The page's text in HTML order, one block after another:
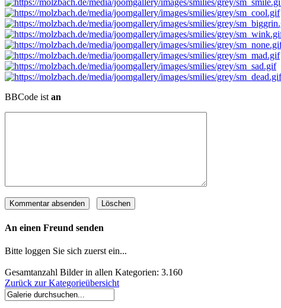
BBCode istan
An einen Freund senden
Bitte loggen Sie sich zuerst ein...
Gesamtanzahl Bilder in allen Kategorien: 3.160
Zurück zur Kategorieübersicht